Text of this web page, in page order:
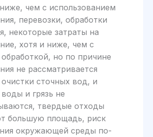
чем с использованием
перевозки, обработки
некоторые затраты на
хотя и ниже, чем с
но по причине
не рассматривается
сточных вод, и
и грязь не
твердые отходы
большую площадь, риск
окружающей среды по-